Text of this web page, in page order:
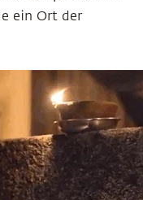
ein Ort der